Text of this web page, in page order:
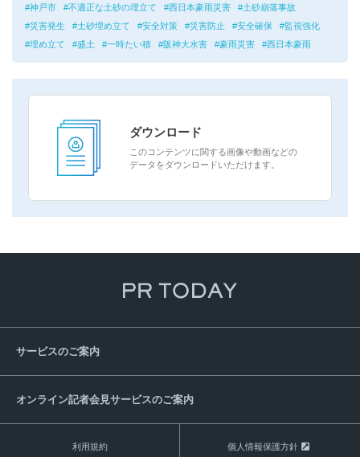
神戸市 不適正な土砂の埋立て 西日本豪雨災害
土砂崩落事故
災害発生
土砂埋め立て 安全対策 災害防止 安全確保
監視強化
埋め立て
盛土 一時たい積 阪神大水害 豪雨災害 西日本豪雨
ダウンロード
このコンテンツに関する画像や動画などの
データをダウンロードいただけます。
サービスのご案内
オンライン記者会見サービスのご案内
利用規約 個人情報保護方針